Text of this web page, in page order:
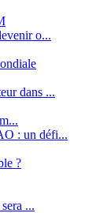
o...
dans ...
: un défi...
?
...